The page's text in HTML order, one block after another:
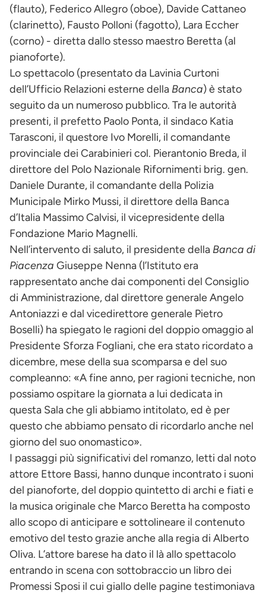
(flauto), Federico Allegro (oboe), Davide Cattaneo
(clarinetto), Fausto Polloni (fagotto), Lara Eccher
(corno) - diretta dallo stesso maestro Beretta (al
pianoforte).
Lo spettacolo (presentato da Lavinia Curtoni
dell’Ufficio Relazioni esterne della Banca) è stato
seguito da un numeroso pubblico. Tra le autorità
presenti, il prefetto Paolo Ponta, il sindaco Katia
Tarasconi, il questore Ivo Morelli, il comandante
provinciale dei Carabinieri col. Pierantonio Breda, il
direttore del Polo Nazionale Rifornimenti brig. gen.
Daniele Durante, il comandante della Polizia
Municipale Mirko Mussi, il direttore della Banca
d’Italia Massimo Calvisi, il vicepresidente della
Fondazione Mario Magnelli.
Nell’intervento di saluto, il presidente della Banca di
Piacenza Giuseppe Nenna (l’Istituto era
rappresentato anche dai componenti del Consiglio
di Amministrazione, dal direttore generale Angelo
Antoniazzi e dal vicedirettore generale Pietro
Boselli) ha spiegato le ragioni del doppio omaggio al
Presidente Sforza Fogliani, che era stato ricordato a
dicembre, mese della sua scomparsa e del suo
compleanno: «A fine anno, per ragioni tecniche, non
possiamo ospitare la giornata a lui dedicata in
questa Sala che gli abbiamo intitolato, ed è per
questo che abbiamo pensato di ricordarlo anche nel
giorno del suo onomastico».
I passaggi più significativi del romanzo, letti dal noto
attore Ettore Bassi, hanno dunque incontrato i suoni
del pianoforte, del doppio quintetto di archi e fiati e
la musica originale che Marco Beretta ha composto
allo scopo di anticipare e sottolineare il contenuto
emotivo del testo grazie anche alla regia di Alberto
Oliva. L’attore barese ha dato il là allo spettacolo
entrando in scena con sottobraccio un libro dei
Promessi Sposi il cui giallo delle pagine testimoniava